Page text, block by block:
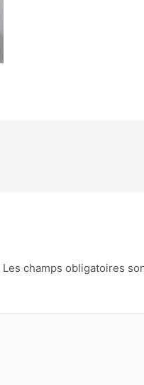
Les champs obligatoires